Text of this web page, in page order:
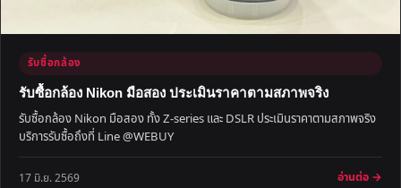
รับซื้อกล้อง
รับซื้อกล้อง Nikon มือสอง ประเมินราคาตามสภาพจริง
รับซื้อกล้อง Nikon มือสอง ทั้ง Z-series และ DSLR ประเมินราคาตามสภาพจริง
บริการรับซื้อถึงที่ Line @WEBUY
17 มิ.ย. 2569 อ่านต่อ →